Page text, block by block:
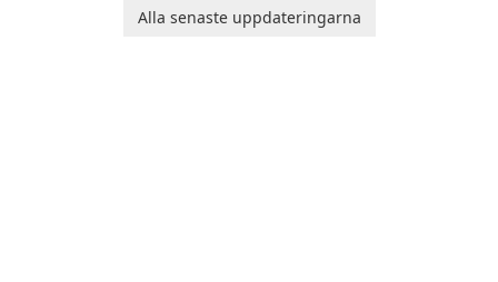
individuals and teamsAlla senaste uppdateringarna